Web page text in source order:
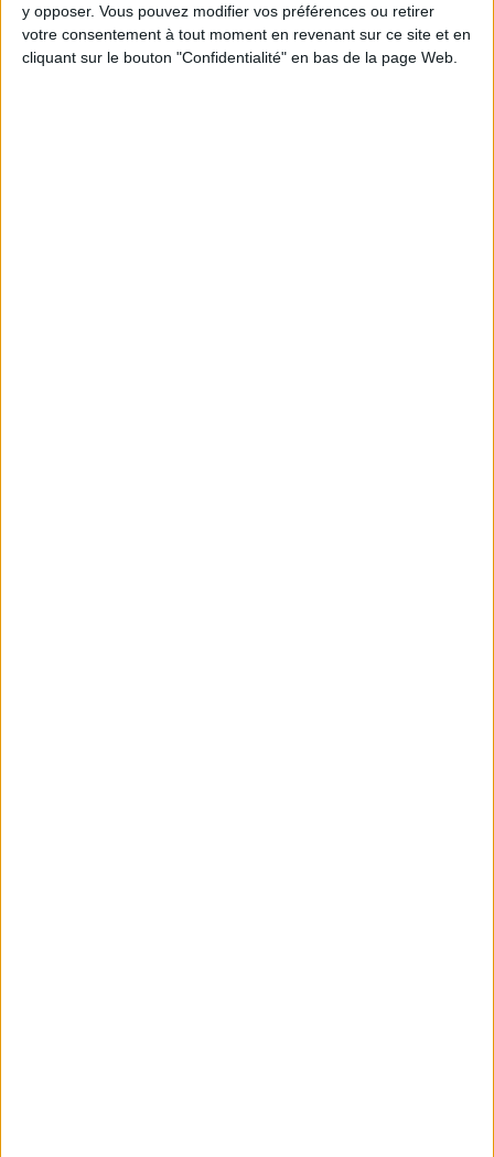
y opposer. Vous pouvez modifier vos préférences ou retirer
votre consentement à tout moment en revenant sur ce site et en
cliquant sur le bouton "Confidentialité" en bas de la page Web.
Peut-on remplacer la viande par des féculents ?
Consultation diététique du 05/08/2026